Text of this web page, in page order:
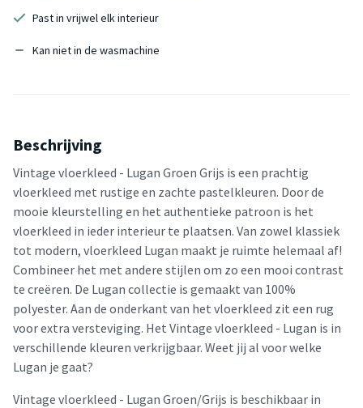
Past in vrijwel elk interieur
Kan niet in de wasmachine
Beschrijving
Vintage vloerkleed - Lugan Groen Grijs is een prachtig
vloerkleed met rustige en zachte pastelkleuren. Door de
mooie kleurstelling en het authentieke patroon is het
vloerkleed in ieder interieur te plaatsen. Van zowel klassiek
tot modern, vloerkleed Lugan maakt je ruimte helemaal af!
Combineer het met andere stijlen om zo een mooi contrast
te creëren. De Lugan collectie is gemaakt van 100%
polyester. Aan de onderkant van het vloerkleed zit een rug
voor extra versteviging. Het Vintage vloerkleed - Lugan is in
verschillende kleuren verkrijgbaar. Weet jij al voor welke
Lugan je gaat?
Vintage vloerkleed - Lugan Groen/Grijs is beschikbaar in